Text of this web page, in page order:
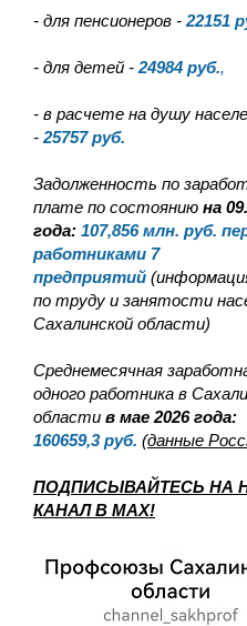
- для пенсионеров - 22151
- для детей - 24984 руб.,
- в расчете на душу
- 25757 руб.
Задолженность по
плате по состоянию на
года: 107,856 млн. руб.
работниками 7
предприятий
по труду и занятости
Сахалинской области)
Среднемесячная
одного работника в
области в мае 2026 года:
160659,3 руб. (данные
ПОДПИСЫВАЙТЕСЬ НА
КАНАЛ В MAX!